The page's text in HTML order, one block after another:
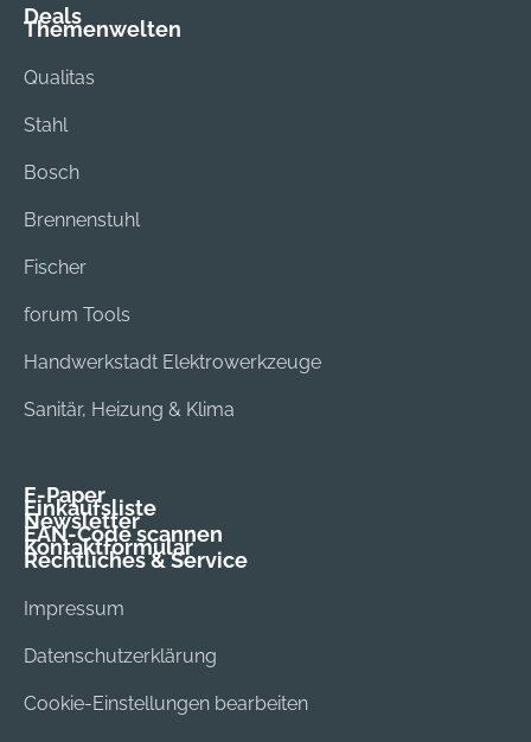
Deals
Themenwelten
Qualitas
Stahl
Bosch
Brennenstuhl
Fischer
forum Tools
Handwerkstadt Elektrowerkzeuge
Sanitär, Heizung & Klima
E-Paper
Einkaufsliste
Newsletter
EAN-Code scannen
Kontaktformular
Rechtliches & Service
Impressum
Datenschutzerklärung
Cookie-Einstellungen bearbeiten